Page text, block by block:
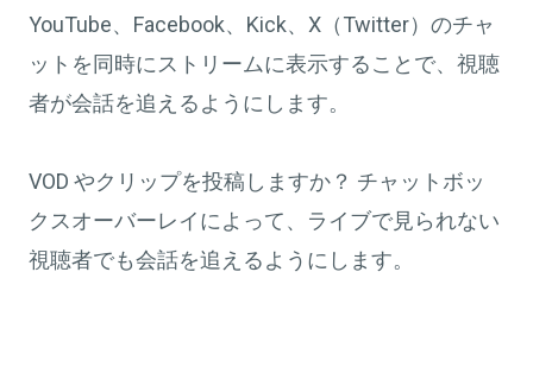
YouTube、Facebook、Kick、X（Twitter）のチャ
ットを同時にストリームに表示することで、視聴
者が会話を追えるようにします。
VOD やクリップを投稿しますか？ チャットボッ
クスオーバーレイによって、ライブで見られない
視聴者でも会話を追えるようにします。